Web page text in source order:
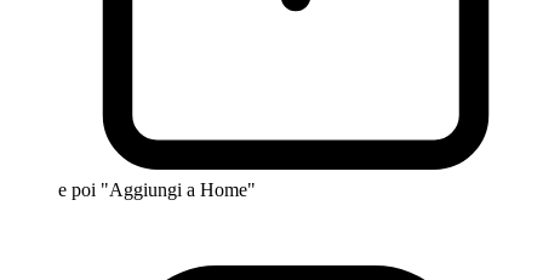
e poi "Aggiungi a Home"